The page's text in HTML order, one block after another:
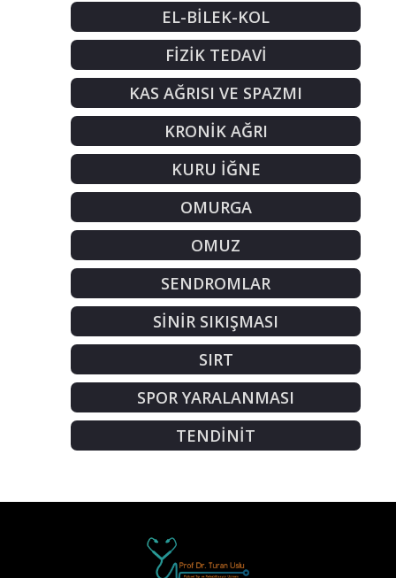
EL-BİLEK-KOL
FİZİK TEDAVİ
KAS AĞRISI VE SPAZMI
KRONİK AĞRI
KURU İĞNE
OMURGA
OMUZ
SENDROMLAR
SİNİR SIKIŞMASI
SIRT
SPOR YARALANMASI
TENDİNİT